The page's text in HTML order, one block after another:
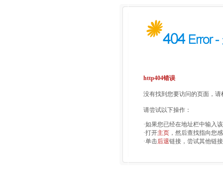
http404错误
没有找到您要访问的页面，
请尝试以下操作：
·如果您已经在地址栏中输入
·打开主页 ，然后查找指向您
·单击后退链接，尝试其他链